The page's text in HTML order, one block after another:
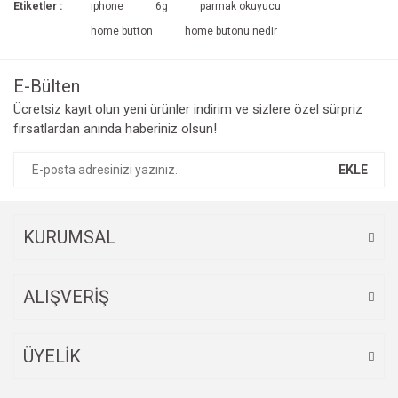
Yorum Yaz
Ürün bilgilerinde hatalar bulunuyor.
Ürün fiyatı diğer sitelerden daha pahalı.
tıklayınız.
Etiketler : ıphone 6g
parmak okuyucu
home button
home butonu nedir
E-Bülten
Ücretsiz kayıt olun yeni ürünler indirim ve sizlere özel sürpriz
fırsatlardan anında haberiniz olsun!
EKLE
KURUMSAL
ALIŞVERİŞ
ÜYELİK